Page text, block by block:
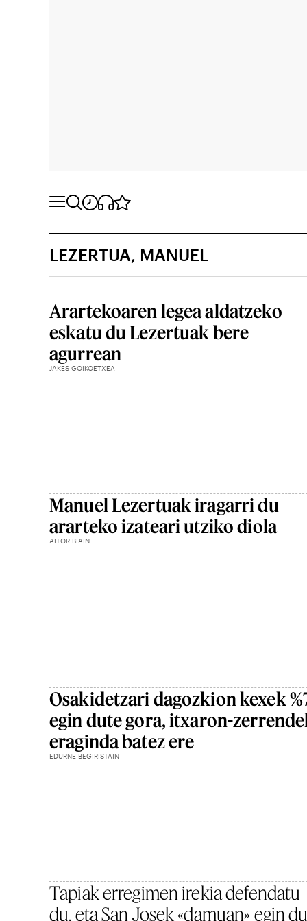
LEZERTUA, MANUEL
Arartekoaren legea aldatzeko
eskatu du Lezertuak bere
agurrean
JAKES GOIKOETXEA
Manuel Lezertuak iragarri du
ararteko izateari utziko diola
AITOR BIAIN
Osakidetzari dagozkion kexek
egin dute gora, itxaron-
eraginda batez ere
EDURNE BEGIRISTAIN
Tapiak erregimen irekia defendatu
du, eta San Josek «damuan» egin du